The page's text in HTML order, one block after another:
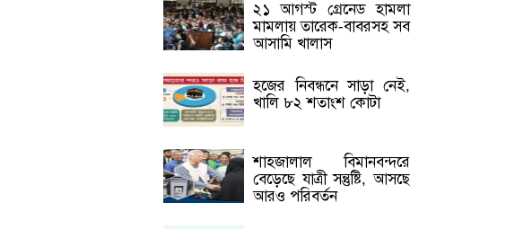
২১ আগস্ট গ্রেনেড হামলা
মামলায় তারেক-বাবরসহ সব
আসামি খালাস
হজের নিবন্ধনে সাড়া নেই,
খালি ৮২ শতাংশ কোটা
শাহজালাল বিমানবন্দরে
বেড়েছে যাত্রী সন্তুষ্টি, আসছে
আরও পরিবর্তন